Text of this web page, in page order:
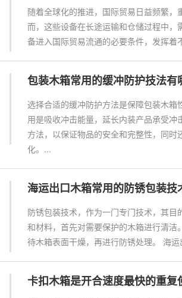
随着全球化的推进，国际贸易日益频繁
而，这些设备在长途运输和仓储过程中
备进入国际贸易流通的必要条件，发挥着
包装木箱常用的缓冲防护技法有
选择合适的缓冲防护方法是保障包装木
用是吸收冲击能量，延长内装产品承受
方法，以保证物品的安全和完整性，同
化。...
海运出口木箱常用的防锈包装技
防锈包装技术，作为一门专门技术，其
和材料，首先对需要保护的木箱进行清
待木箱表面干燥，再进行防锈处理。 海
卡扣木箱是开合速度最快的重复